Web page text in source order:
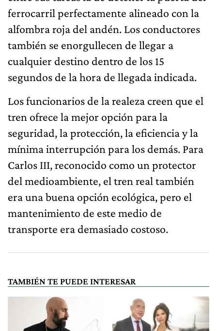
ferrocarril perfectamente alineado con la
alfombra roja del andén. Los conductores
también se enorgullecen de llegar a
cualquier destino dentro de los 15
segundos de la hora de llegada indicada.
Los funcionarios de la realeza creen que el
tren ofrece la mejor opción para la
seguridad, la protección, la eficiencia y la
mínima interrupción para los demás. Para
Carlos III, reconocido como un protector
del medioambiente, el tren real también
era una buena opción ecológica, pero el
mantenimiento de este medio de
transporte era demasiado costoso.
TAMBIÉN TE PUEDE INTERESAR